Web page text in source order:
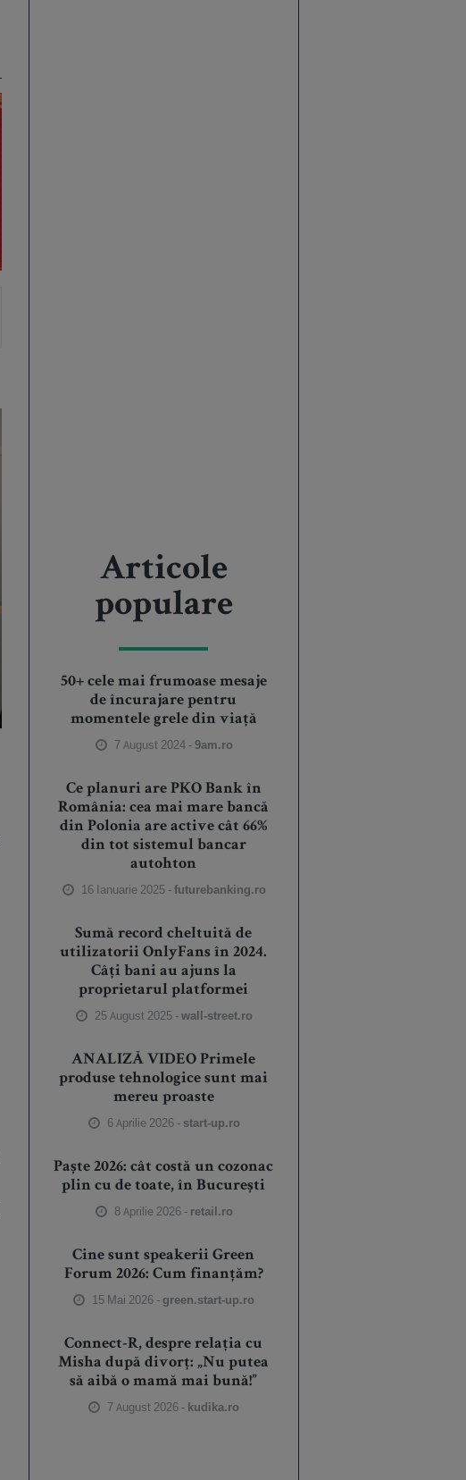
Articole
populare
50+ cele mai frumoase mesaje
de încurajare pentru
momentele grele din viață
7 August 2024 -9am.ro
Ce planuri are PKO Bank în
România: cea mai mare bancă
din Polonia are active cât 66%
din tot sistemul bancar
autohton
16 Ianuarie 2025 -futurebanking.ro
Sumă record cheltuită de
utilizatorii OnlyFans în 2024.
Câți bani au ajuns la
proprietarul platformei
25 August 2025 -wall-street.ro
ANALIZĂ VIDEO Primele
produse tehnologice sunt mai
mereu proaste
6 Aprilie 2026 - start-up.ro
Paște 2026: cât costă un cozonac
plin cu de toate, în București
8 Aprilie 2026 - retail.ro
Cine sunt speakerii Green
Forum 2026: Cum finanțăm?
15 Mai 2026 - green.start-up.ro
Connect-R, despre relația cu
Misha după divorț: „Nu putea
să aibă o mamă mai bună!”
7 August 2026 - kudika.ro